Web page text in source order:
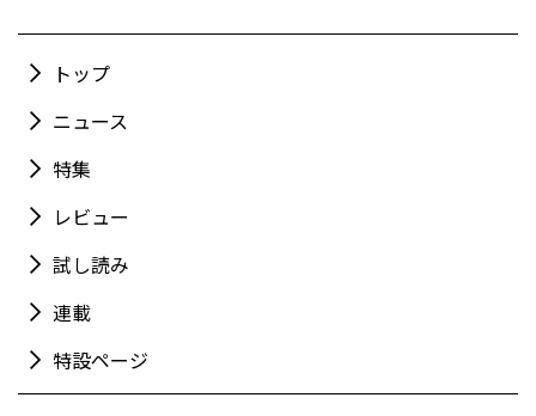
トップ
ニュース
特集
レビュー
試し読み
連載
特設ページ